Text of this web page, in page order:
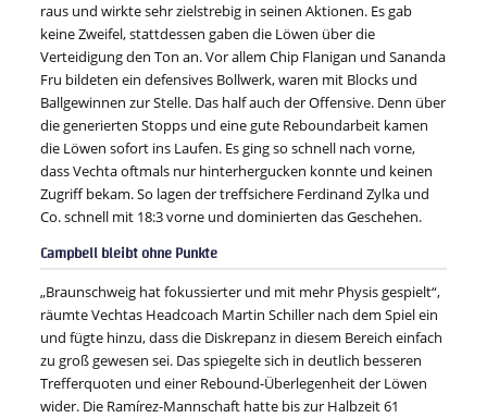
raus und wirkte sehr zielstrebig in seinen Aktionen. Es gab
keine Zweifel, stattdessen gaben die Löwen über die
Verteidigung den Ton an. Vor allem Chip Flanigan und Sananda
Fru bildeten ein defensives Bollwerk, waren mit Blocks und
Ballgewinnen zur Stelle. Das half auch der Offensive. Denn über
die generierten Stopps und eine gute Reboundarbeit kamen
die Löwen sofort ins Laufen. Es ging so schnell nach vorne,
dass Vechta oftmals nur hinterhergucken konnte und keinen
Zugriff bekam. So lagen der treffsichere Ferdinand Zylka und
Co. schnell mit 18:3 vorne und dominierten das Geschehen.
Campbell bleibt ohne Punkte
„Braunschweig hat fokussierter und mit mehr Physis gespielt“,
räumte Vechtas Headcoach Martin Schiller nach dem Spiel ein
und fügte hinzu, dass die Diskrepanz in diesem Bereich einfach
zu groß gewesen sei. Das spiegelte sich in deutlich besseren
Trefferquoten und einer Rebound-Überlegenheit der Löwen
wider. Die Ramírez-Mannschaft hatte bis zur Halbzeit 61